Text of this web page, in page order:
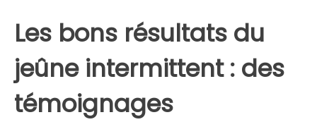
Les bons résultats du
jeûne intermittent : des
témoignages